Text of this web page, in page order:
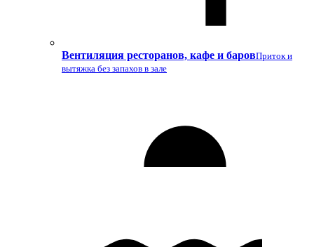
Вентиляция ресторанов, кафе и баровПриток и
вытяжка без запахов в зале